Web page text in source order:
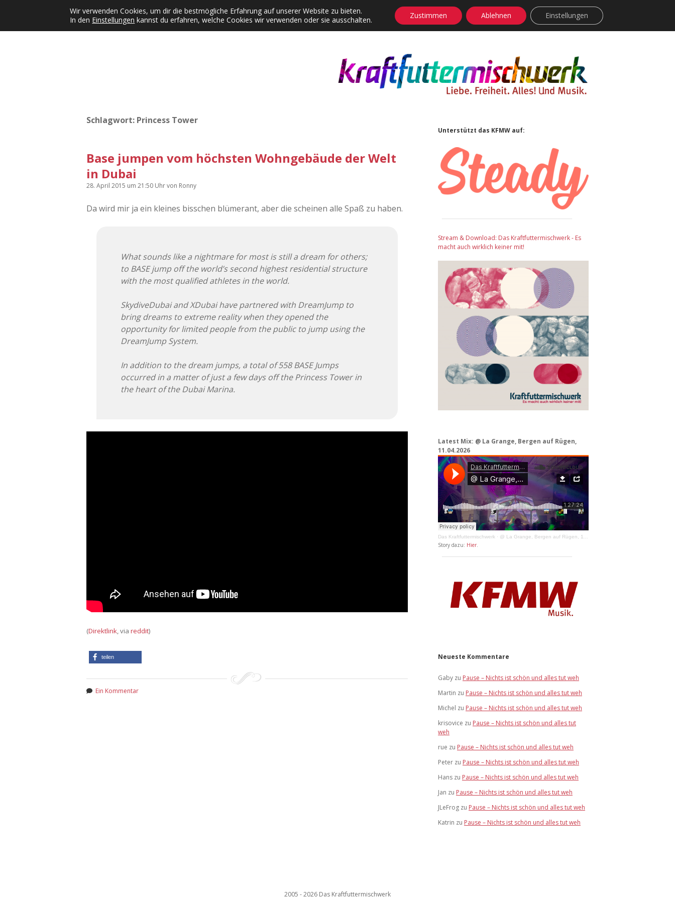
Kategorien Dropdown-Menü öffnen
KFMW-Disco Dates Instagrams Contact Adventskalender Dropdown-Menü öffnen facebook
instagram
rss soundcloud
vimeoBluesky
Schlagwort: Princess Tower
Base jumpen vom höchsten Wohngebäude der Welt
in Dubai
28. April 2015 um 21:50 Uhrvon Ronny
Da wird mir ja ein kleines bisschen blümerant, aber die scheinen alle Spaß zu haben.
What sounds like a nightmare for most is still a dream for others;
to BASE jump off the world’s second highest residential structure
with the most qualified athletes in the world.
SkydiveDubai and XDubai have partnered with DreamJump to
bring dreams to extreme reality when they opened the
opportunity for limited people from the public to jump using the
DreamJump System.
In addition to the dream jumps, a total of 558 BASE Jumps
occurred in a matter of just a few days off the Princess Tower in
the heart of the Dubai Marina.
(Direktlink , via reddit)
teilen
Ein Kommentar
Sidebar
Unterstützt das KFMW auf:
Stream & Download: Das Kraftfuttermischwerk - Es
macht auch wirklich keiner mit!
Latest Mix: @ La Grange, Bergen auf Rügen,
11.04.2026
Das Kraftfuttermischwerk · @ La Grange, Bergen auf Rügen, 11.04.2026
Story dazu: Hier.
Neueste Kommentare
Gaby zu Pause – Nichts ist schön und alles tut weh
Martin zu Pause – Nichts ist schön und alles tut weh
Michel zu Pause – Nichts ist schön und alles tut weh
krisovice zu Pause – Nichts ist schön und alles tut
weh
rue zu Pause – Nichts ist schön und alles tut weh
Peter zu Pause – Nichts ist schön und alles tut weh
Hans zu Pause – Nichts ist schön und alles tut weh
Jan zu Pause – Nichts ist schön und alles tut weh
JLeFrog zu Pause – Nichts ist schön und alles tut weh
Katrin zu Pause – Nichts ist schön und alles tut weh
2005 - 2026 Das Kraftfuttermischwerk
Wir verwenden Cookies, um dir die bestmögliche Erfahrung auf unserer Website zu bieten.
In den Einstellungen kannst du erfahren, welche Cookies wir verwenden oder sie ausschalten. Zustimmen Ablehnen Einstellungen